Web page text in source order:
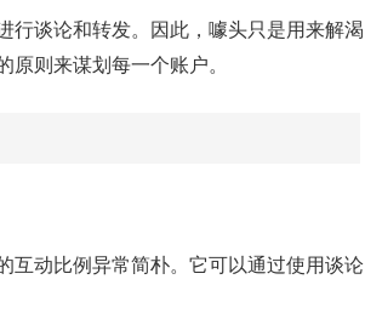
行谈论和转发。因此，噱头只是用来解渴
则来谋划每一个账户。
互动比例异常简朴。它可以通过使用谈论